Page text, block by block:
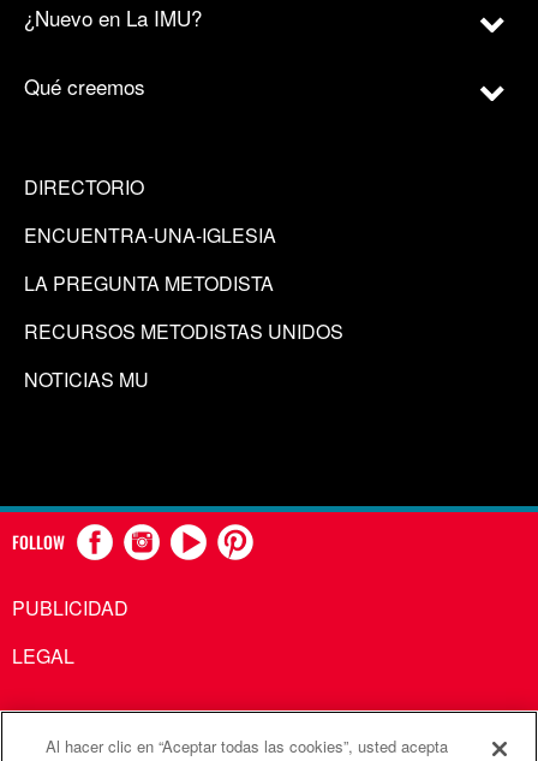
¿Nuevo en La IMU?
Qué creemos
DIRECTORIO
ENCUENTRA-UNA-IGLESIA
LA PREGUNTA METODISTA
RECURSOS METODISTAS UNIDOS
NOTICIAS MU
FOLLOW
PUBLICIDAD
LEGAL
Al hacer clic en “Aceptar todas las cookies”, usted acepta